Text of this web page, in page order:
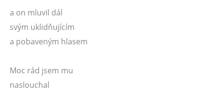
a on mluvil dál
svým uklidňujícím
a pobaveným hlasem
Moc rád jsem mu
naslouchal